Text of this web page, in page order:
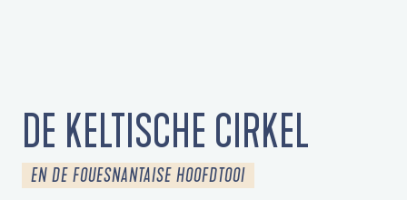
DE KELTISCHE CIRKEL
EN DE FOUESNANTAISE HOOFDTOOI